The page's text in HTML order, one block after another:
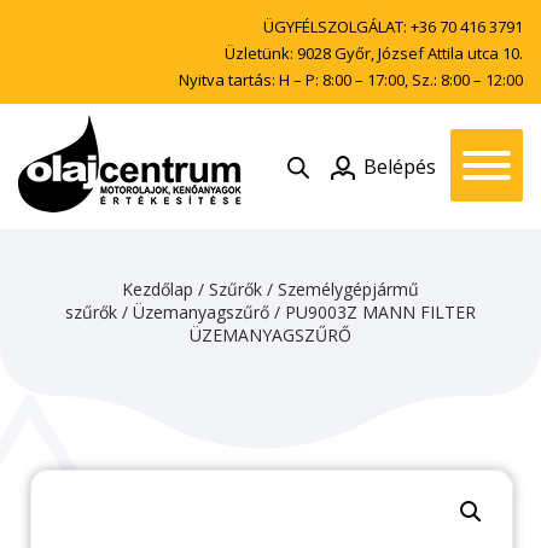
ÜGYFÉLSZOLGÁLAT: +36 70 416 3791
Üzletünk: 9028 Győr, József Attila utca 10.
Nyitva tartás: H – P: 8:00 – 17:00, Sz.: 8:00 – 12:00
Belépés
Kezdőlap / Szűrők / Személygépjármű
szűrők / Üzemanyagszűrő / PU9003Z MANN FILTER
ÜZEMANYAGSZŰRŐ